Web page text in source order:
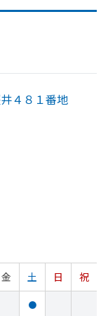
４８１番地
金 土 日
祝
●